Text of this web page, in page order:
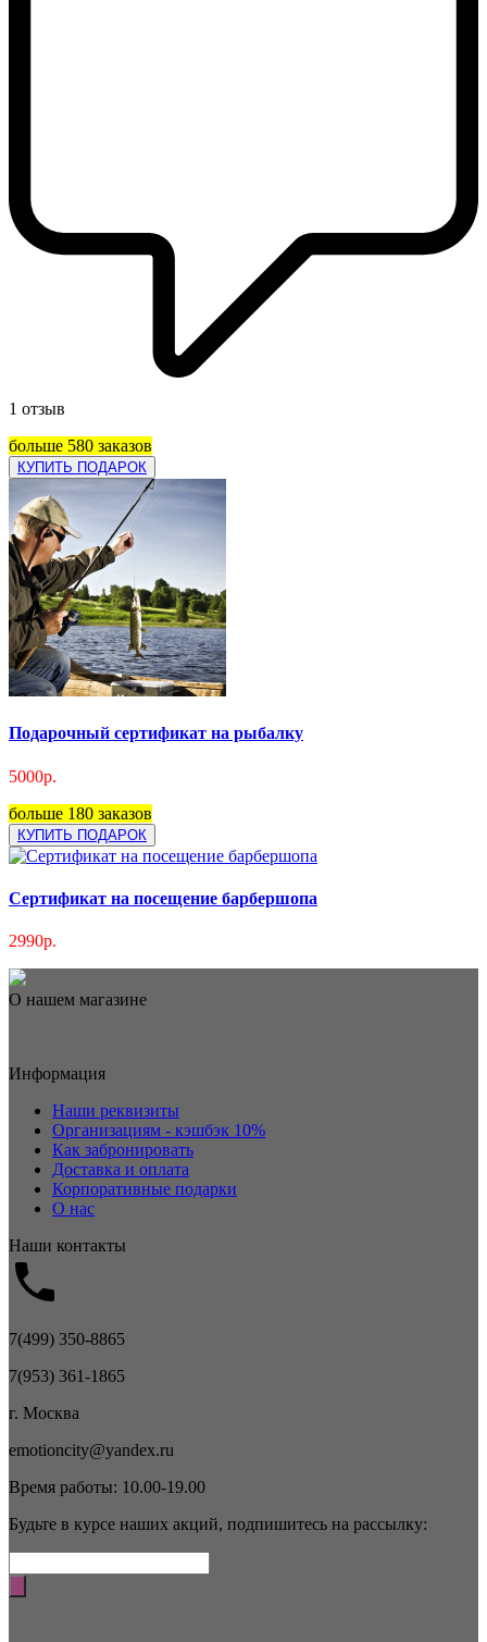
1 отзыв
больше 580 заказов
КУПИТЬ ПОДАРОК
Подарочный сертификат на рыбалку
5000р.
больше 180 заказов
КУПИТЬ ПОДАРОК
Сертификат на посещение барбершопа
2990р.
О нашем магазине
Информация
Наши реквизиты
Организациям - кэшбэк 10%
Как забронировать
Доставка и оплата
Корпоративные подарки
О нас
Наши контакты
7(499) 350-8865
7(953) 361-1865
г. Москва
emotioncity@yandex.ru
Время работы: 10.00-19.00
Будьте в курсе наших акций, подпишитесь на рассылку: